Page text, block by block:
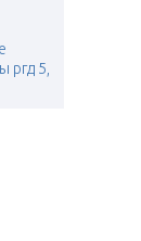
ргд 5,